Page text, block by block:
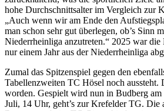
hohe Durchschnittsalter im Vergleich zur
„Auch wenn wir am Ende den
man schon sehr gut überlegen, ob’s Sinn
Niederrheinliga anzutreten.“ 2025 war die
nur einem Jahr aus der Niederrheinliga
Zumal das Spitzenspiel gegen den
Tabellenzweiten TC Hösel noch aussteht.
worden. Gespielt wird nun in Budberg
Juli, 14 Uhr, geht’s zur Krefelder TG. Die